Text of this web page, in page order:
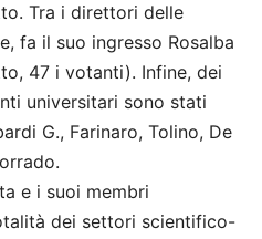
Tra i direttori delle
fa il suo ingresso Rosalba
47 i votanti). Infine, dei
universitari sono stati
G., Farinaro, Tolino, De
e i suoi membri
dei settori scientifico-